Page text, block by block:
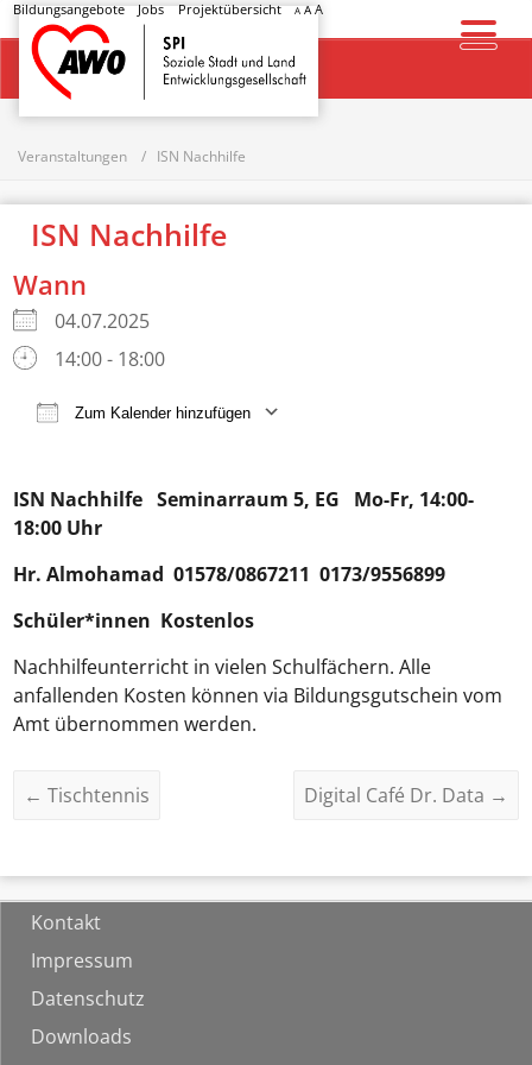
Bildungsangebote Jobs Projektübersicht A AA
Startseite
Veranstaltungen ISN Nachhilfe
ISN Nachhilfe
Wann
04.07.2025
14:00 - 18:00
Zum Kalender hinzufügen
ISN Nachhilfe Seminarraum 5, EG Mo-Fr, 14:00-
18:00 Uhr
Hr.Almohamad 01578/0867211 0173/9556899
Schüler*innen Kostenlos
Nachhilfeunterricht in vielen Schulfächern. Alle
anfallenden Kosten können via Bildungsgutschein vom
Amt übernommen werden.
← Tischtennis Digital Café Dr. Data →
Kontakt
Impressum
Datenschutz
Downloads